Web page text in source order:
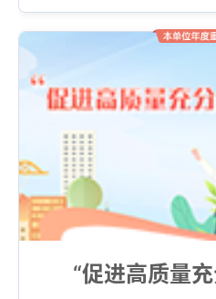
“促进高质量